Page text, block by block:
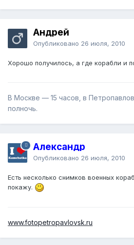
Андрей
Опубликовано 26 июля, 2010
Хорошо получилось, а где корабли и
В Москве — 15 часов, в
полночь.
Александр
Опубликовано 26 июля, 2010
Есть несколько снимков военных
покажу.
www.fotopetropavlovsk.ru